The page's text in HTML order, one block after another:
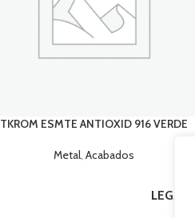
TKROM ESMTE ANTIOXID 916 VERDE
Metal,Acabados
LEGAL